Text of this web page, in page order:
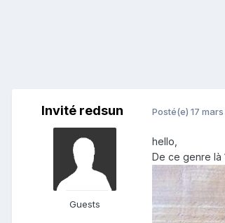
Invité redsun
Guests
Posté(e) 17
hello,
De ce genre là